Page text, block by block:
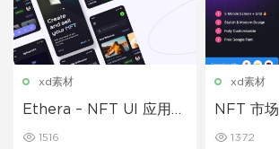
xd素材
Ethera – NFT UI 应用程
1516
xd素材
NFT 市
1372